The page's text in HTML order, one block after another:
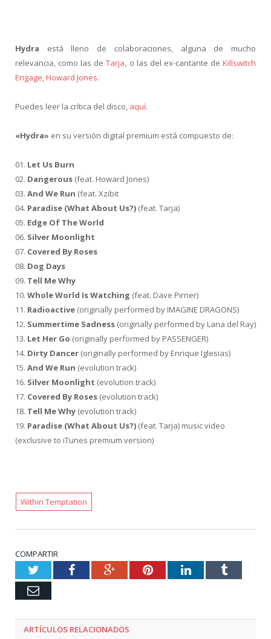
Hydra está lleno de colaboraciones, alguna de mucho
relevancia, como las deTarja, o las del ex-cantante deKillswitch
Engage, Howard Jones.
Puedes leer la crítica del disco, aquí.
«Hydra» en su versión digital premium está compuesto de:
01. Let Us Burn
02. Dangerous (feat. Howard Jones)
03. And We Run (feat. Xzibit
04. Paradise (What About Us?) (feat. Tarja)
05. Edge Of The World
06. Silver Moonlight
07. Covered By Roses
08. Dog Days
09. Tell Me Why
10. Whole World Is Watching (feat. Dave Pirner)
11. Radioactive (originally performed by IMAGINE DRAGONS)
12. Summertime Sadness (originally performed by Lana del Ray)
13. Let Her Go (originally performed by PASSENGER)
14. Dirty Dancer (originally performed by Enrique Iglesias)
15. And We Run (evolution track)
16. Silver Moonlight (evolution track)
17. Covered By Roses (evolution track)
18. Tell Me Why (evolution track)
19. Paradise (What About Us?) (feat. Tarja) music video
(exclusive to iTunes premium version)
Within Temptation
COMPARTIR
TwitterFacebookGoogle+PinterestLinkedInTumblr
Email
ARTÍCULOS RELACIONADOS